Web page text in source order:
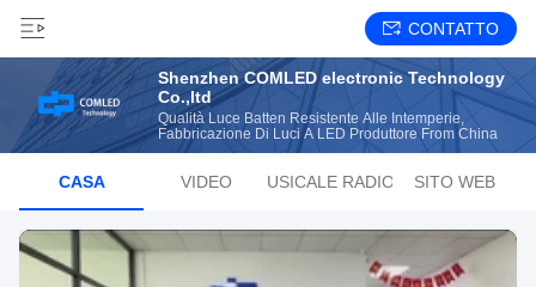
CONTATTO
Shenzhen COMLED electronic Technology
Co.,ltd
Qualità Luce Batten Resistente Alle Intemperie,
Fabbricazione Di Luci A LED Produttore From China
CASA VIDEO
LISTA MUSICALE RADIOFONICASITO WEB